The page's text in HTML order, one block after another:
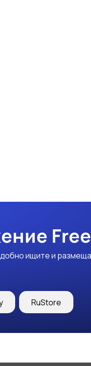
ищите и
RuStore